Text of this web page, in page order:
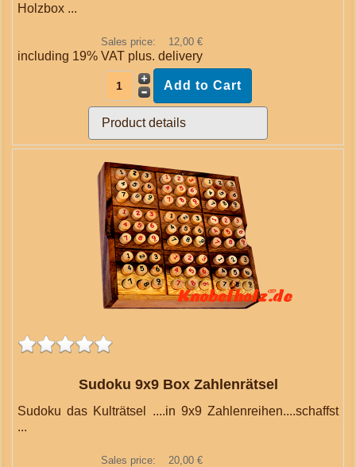
Holzbox ...
Sales price: 12,00 €
including 19% VAT plus.delivery
Product details
Sudoku 9x9 Box Zahlenrätsel
Sudoku das Kulträtsel ....in 9x9 Zahlenreihen....schaffst
...
Sales price: 20,00 €